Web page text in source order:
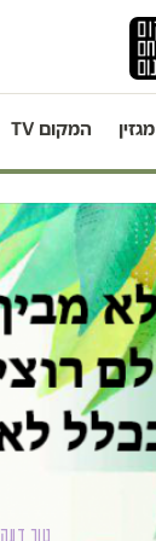
מגזין המקום TV
טור דעה